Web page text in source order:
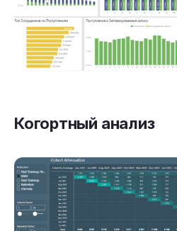
Когортный анализ